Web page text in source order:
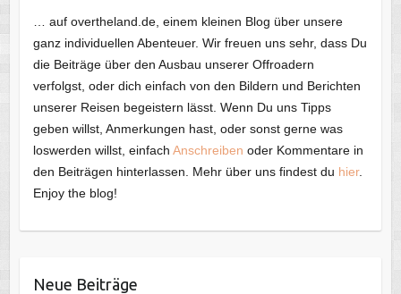
… auf overtheland.de, einem kleinen Blog über unsere
ganz individuellen Abenteuer. Wir freuen uns sehr, dass Du
die Beiträge über den Ausbau unserer Offroadern
verfolgst, oder dich einfach von den Bildern und Berichten
unserer Reisen begeistern lässt. Wenn Du uns Tipps
geben willst, Anmerkungen hast, oder sonst gerne was
loswerden willst, einfach Anschreiben oder Kommentare in
den Beiträgen hinterlassen. Mehr über uns findest du hier.
Enjoy the blog!
Neue Beiträge